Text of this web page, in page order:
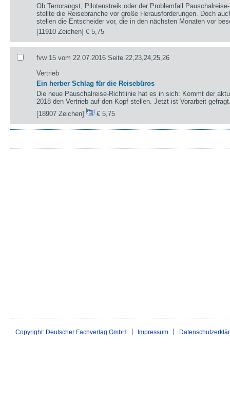
Ob Terrorangst, Pilotenstreik oder der Problemfall
stellte die Reisebranche vor große Herausforderungen. Doch
stellen die Entscheider vor, die in den nächsten Monaten vor
[11910 Zeichen]€ 5,75
fvw 15 vom 22.07.2016 Seite 22,23,24,25,26
Vertrieb
Ein herber Schlag für die Reisebüros
Die neue Pauschalreise-Richtlinie hat es in sich: Kommt der
2018 den Vertrieb auf den Kopf stellen. Jetzt ist Vorarbeit
[18907 Zeichen]
€ 5,75
Copyright: Deutscher Fachverlag GmbH Impressum